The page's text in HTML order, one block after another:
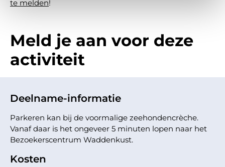
te melden!
Meld je aan voor deze
activiteit
Deelname-informatie
Parkeren kan bij de voormalige zeehondencrèche.
Vanaf daar is het ongeveer 5 minuten lopen naar het
Bezoekerscentrum Waddenkust.
Kosten